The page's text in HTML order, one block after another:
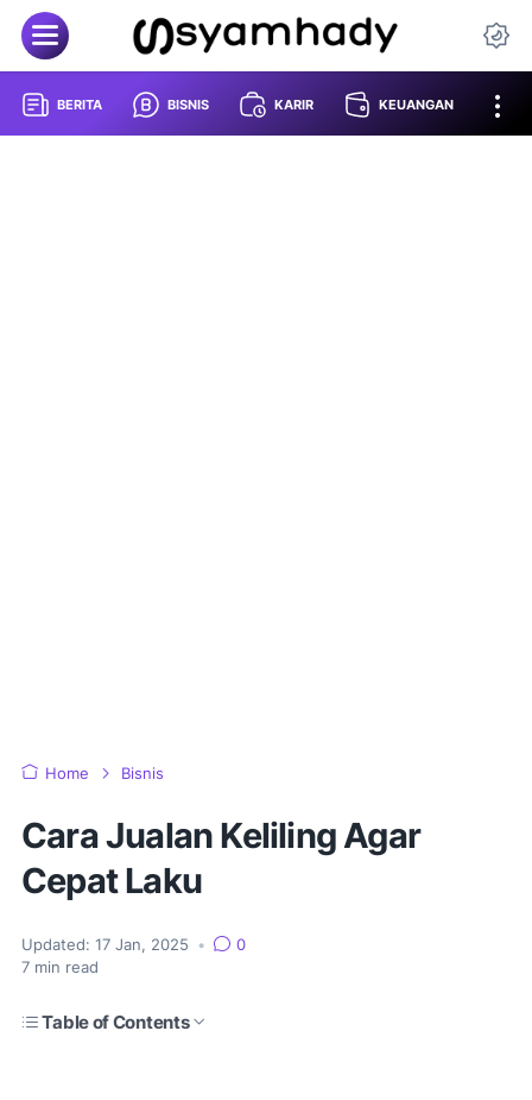
BERITA BISNIS KARIR KEUANGAN
Home Bisnis
Cara Jualan Keliling Agar
Cepat Laku
Updated: 17 Jan, 2025 •
0
7 min read
Table of Contents